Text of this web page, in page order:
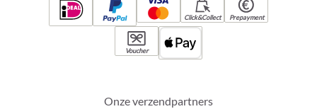
Click&Collect Prepayment
Voucher
Onze verzendpartners